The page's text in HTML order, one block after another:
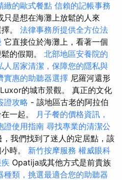
緻的歐式餐點 信賴的記帳事務
只是想在海灘上放鬆的人來
。 法律事務所提供全方位法
它直接位於海灘上，看著一個
的假期。 北部地區安養院的
人居家清潔，保障您的隱私與
實惠的助聽器選擇 尼羅河還形
的城市景觀。 真正的文化
證攻略 - 該地區古老的阿拉伯
一起。 月子餐的價格資訊，
證使用指南 尋找專業的清潔公
我們找到了迷人的定居點，該
時。 新竹按摩服務 權威眼科
Opatija或其他方式是前貴族
種類，挑選最適合您的助聽器